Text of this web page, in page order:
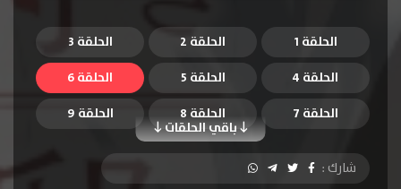
الحلقة 1 الحلقة 2
الحلقة 3
الحلقة 4
الحلقة 5 الحلقة 6
باقي الحلقات
الحلقة 7 الحلقة 8
الحلقة 9
الحلقة 10
الحلقة 11
الحلقة 12
شارك :